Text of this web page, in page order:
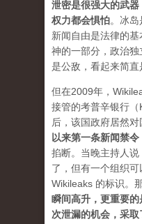
泄密是很强大的武
权力都会惧怕。 冰岛
新闻自由是法律的
神的一部分，政治
是公敌，看起来简直
但在2009年，
接管的考普辛银行
后，该国政府居然
以来第一条新闻禁令
掐断。当晚主持人说
了，但有一个组织可
Wikileaks 的标识。
瞬间高升，更重要
次泄漏的机会，采取